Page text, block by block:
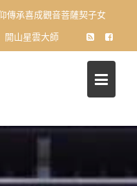
傳承喜成觀音菩薩契子女
開山星雲大師